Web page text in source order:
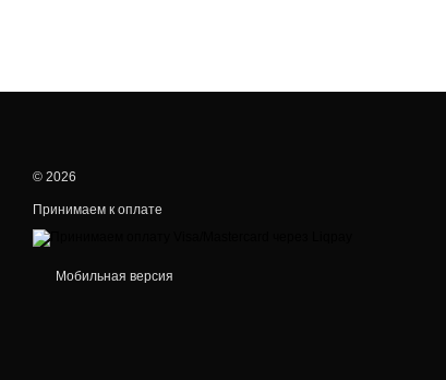
© 2026
Принимаем к оплате
Мобильная версия